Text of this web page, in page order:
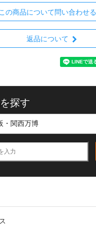
この商品について問い合わせる
返品について
探す